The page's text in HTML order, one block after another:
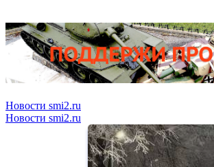
Новости smi2.ru
Новости smi2.ru